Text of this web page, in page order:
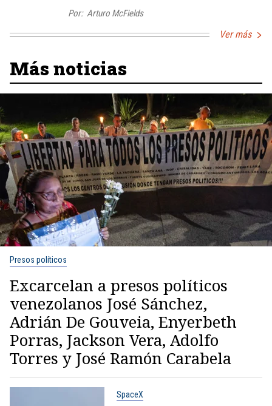
Por: Arturo McFields
Ver más
Más noticias
Presos políticos
Excarcelan a presos políticos
venezolanos José Sánchez,
Adrián De Gouveia, Enyerbeth
Porras, Jackson Vera, Adolfo
Torres y José Ramón Carabela
SpaceX